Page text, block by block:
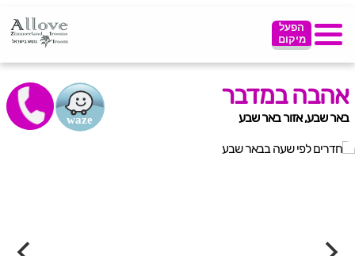
הפעל
מיקום
אהבה במדבר
באר שבע, אזור באר שבע